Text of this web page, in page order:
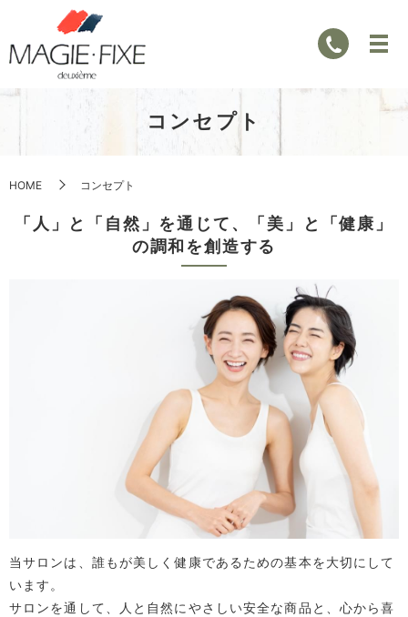
コンセプト
HOME コンセプト
「人」と「自然」を通じて、「美」と「健康」
の調和を創造する
当サロンは、誰もが美しく健康であるための基本を大切にして
います。
サロンを通して、人と自然にやさしい安全な商品と、心から喜